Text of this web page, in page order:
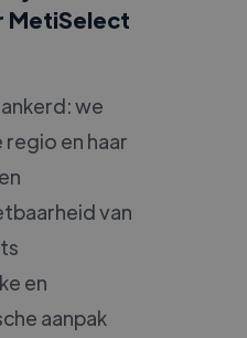
MetiSelect
we
regio en haar
van
en
aanpak